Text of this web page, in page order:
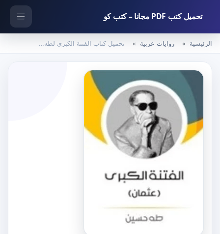
تحميل كتب PDF مجانا – كتب كو
الرئيسية روايات عربية تحميل كتاب الفتنة الكبرى لطه حسين pdf